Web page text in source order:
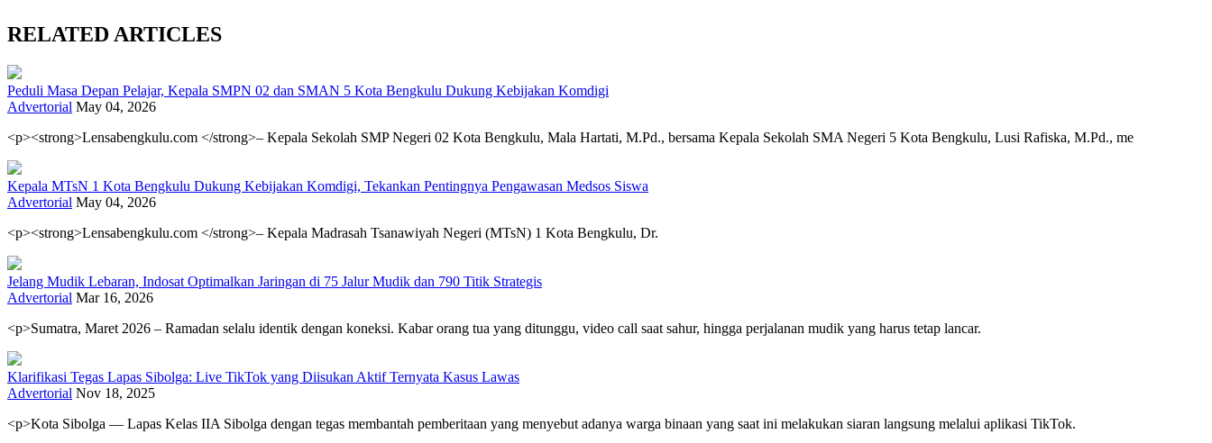
RELATED ARTICLES
Peduli Masa Depan Pelajar, Kepala SMPN 02 dan SMAN 5 Kota Bengkulu Dukung Kebijakan Komdigi
Advertorial May 04, 2026
<p><strong>Lensabengkulu.com </strong>– Kepala Sekolah SMP Negeri 02 Kota Bengkulu, Mala Hartati, M.Pd., bersama Kepala Sekolah SMA Negeri 5 Kota Bengkulu, Lusi Rafiska, M.Pd., me
Kepala MTsN 1 Kota Bengkulu Dukung Kebijakan Komdigi, Tekankan Pentingnya Pengawasan Medsos Siswa
Advertorial May 04, 2026
<p><strong>Lensabengkulu.com </strong>– Kepala Madrasah Tsanawiyah Negeri (MTsN) 1 Kota Bengkulu, Dr.
Jelang Mudik Lebaran, Indosat Optimalkan Jaringan di 75 Jalur Mudik dan 790 Titik Strategis
Advertorial Mar 16, 2026
<p>Sumatra, Maret 2026 – Ramadan selalu identik dengan koneksi. Kabar orang tua yang ditunggu, video call saat sahur, hingga perjalanan mudik yang harus tetap lancar.
Klarifikasi Tegas Lapas Sibolga: Live TikTok yang Diisukan Aktif Ternyata Kasus Lawas
Advertorial Nov 18, 2025
<p>Kota Sibolga — Lapas Kelas IIA Sibolga dengan tegas membantah pemberitaan yang menyebut adanya warga binaan yang saat ini melakukan siaran langsung melalui aplikasi TikTok.